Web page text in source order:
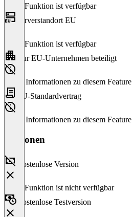
Diese Funktion ist verfügbar
Serverstandort EU
Diese Funktion ist verfügbar
Nur EU-Unternehmen beteiligt
Keine Informationen zu diesem Feature
EU-Standardvertrag
Keine Informationen zu diesem Feature
Versionen
Kostenlose Version
Diese Funktion ist nicht verfügbar
Kostenlose Testversion